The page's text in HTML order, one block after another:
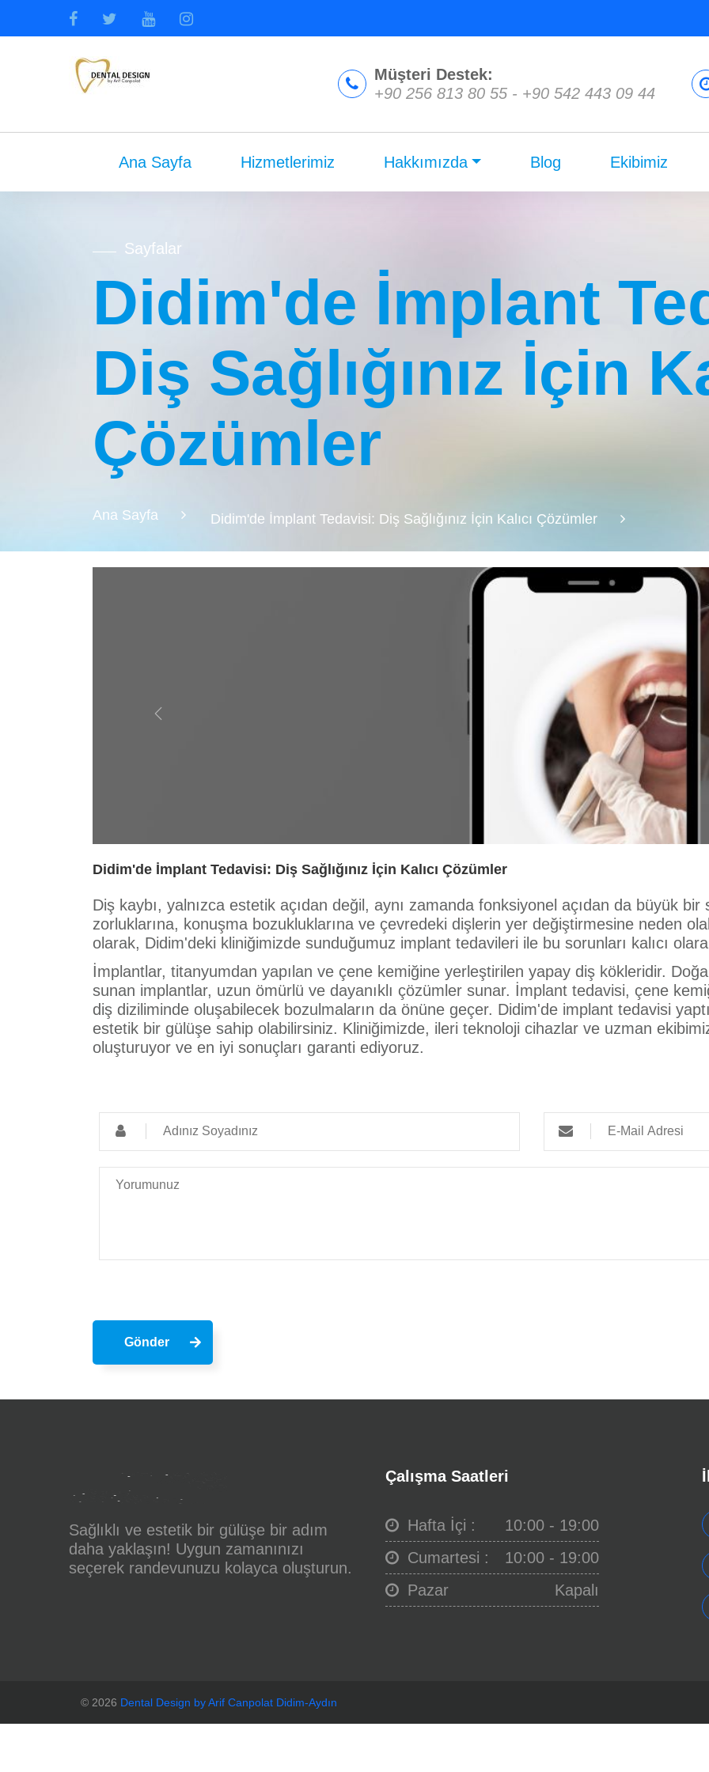
Müşteri Destek:
+90 256 813 80 55 - +90 542 443 09 44
Ana Sayfa Hizmetlerimiz Hakkımızda Blog Ekibimiz
Sayfalar
Didim'de İmplant
Diş Sağlığınız İçin
Çözümler
Ana Sayfa Didim'de İmplant Tedavisi: Diş Sağlığınız İçin Kalıcı Çözümler
Previous
Didim'de İmplant Tedavisi: Diş Sağlığınız İçin Kalıcı Çözümler
Diş kaybı, yalnızca estetik açıdan değil, aynı zamanda fonksiyonel açıdan da büyük
zorluklarına, konuşma bozukluklarına ve çevredeki dişlerin yer değiştirmesine neden
olarak, Didim'deki kliniğimizde sunduğumuz implant tedavileri ile bu sorunları kalıcı
İmplantlar, titanyumdan yapılan ve çene kemiğine yerleştirilen yapay diş kökleridir.
sunan implantlar, uzun ömürlü ve dayanıklı çözümler sunar. İmplant tedavisi, çene
diş diziliminde oluşabilecek bozulmaların da önüne geçer. Didim'de implant tedavisi
estetik bir gülüşe sahip olabilirsiniz. Kliniğimizde, ileri teknoloji cihazlar ve uzman
oluşturuyor ve en iyi sonuçları garanti ediyoruz.
Gönder
Sağlıklı ve estetik bir gülüşe bir adım
daha yaklaşın! Uygun zamanınızı
seçerek randevunuzu kolayca oluşturun.
Çalışma Saatleri
Hafta İçi :
10:00 - 19:00
Cumartesi :
10:00 - 19:00
Pazar
Kapalı
© 2026 Dental Design by Arif Canpolat Didim-Aydın